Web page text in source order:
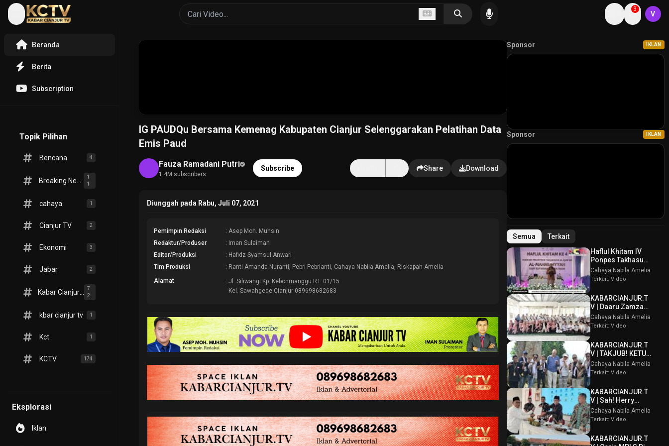
3
V
Beranda
Berita
Subscription
Topik Pilihan
Bencana 4
1
1
cahaya 1
Cianjur TV 2
Ekonomi 3
Jabar 2
Kabar Cianjur TV
7
2
kbar cianjur tv 1
Kct 1
KCTV 174
Eksplorasi
Iklan
IG PAUDQu Bersama Kemenag Kabupaten Cianjur Selenggarakan Pelatihan Data
Emis Paud
Fauza Ramadani Putri
1.4M subscribers
Subscribe Share Download
Diunggah pada Rabu, Juli 07, 2021
Pemimpin Redaksi
: Asep Moh. Muhsin
Redaktur/Produser
: Iman Sulaiman
Editor/Produksi
: Hafidz Syamsul Anwari
Tim Produksi
: Ranti Amanda Nuranti, Pebri Pebrianti, Cahaya Nabila Amelia, Riskapah Amelia
Alamat
: Jl. Siliwangi Kp. Kebonmanggu RT. 01/15
Kel. Sawahgede Cianjur 089698682683
Sponsor IKLAN
Sponsor IKLAN
Semua
Terkait
Haflul Khitam IV
Ponpes Takhasus
Al Qur’an Al
Mahmudiyyah Bani
Assatinem
Campaka
Cahaya Nabila Amelia
Terkait: Video
KABARCIANJUR.T
V | Daaru Zamzam
Berbagi
Kebahagiaan &
Sambut Muharram
1448 H
Cahaya Nabila Amelia
Terkait: Video
KABARCIANJUR.T
V | TAKJUB! KETUM
PPBI AKUI
POTENSI BATU
Cahaya Nabila Amelia
Terkait: Video
KABARCIANJUR.T
V | Sah! Herry
Wirawan Terpilih
Aklamasi Musda
Cianjur
Cahaya Nabila Amelia
Terkait: Video
KABARCIANJUR.T